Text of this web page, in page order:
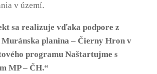
v území.
sa realizuje vďaka podpore z
planina – Čierny Hron v
programu Naštartujme s
MP – ČH.“